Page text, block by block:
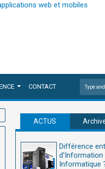
CONTACT
ACTUS
Différence
d'Information
Informatique ?